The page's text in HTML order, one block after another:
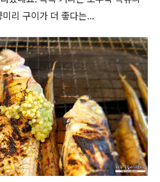
리 구이가 더 좋다는...